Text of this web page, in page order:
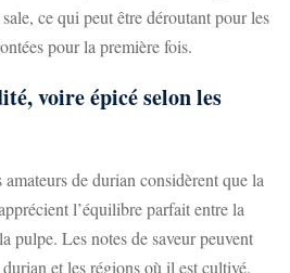
ce qui peut être déroutant pour les
pour la première fois.
voire épicé selon les
de durian considèrent que la
l’équilibre parfait entre la
pulpe. Les notes de saveur peuvent
et les régions où il est cultivé.